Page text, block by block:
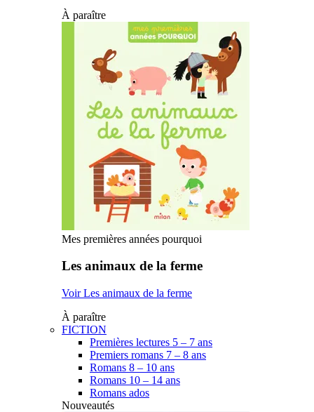
À paraître
Mes premières années pourquoi
Les animaux de la ferme
Voir Les animaux de la ferme
À paraître
FICTION
Premières lectures 5 – 7 ans
Premiers romans 7 – 8 ans
Romans 8 – 10 ans
Romans 10 – 14 ans
Romans ados
Nouveautés